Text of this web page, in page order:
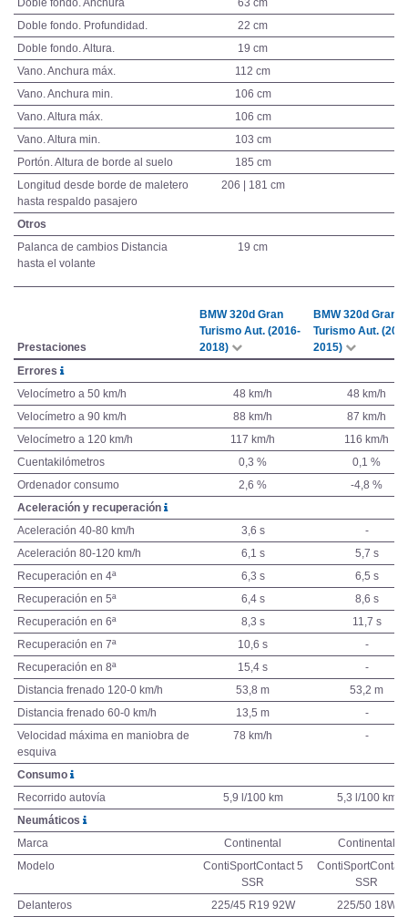
Doble fondo. Profundidad.
22 cm
Doble fondo. Altura.
19 cm
Vano. Anchura máx.
112 cm
Vano. Anchura min.
106 cm
Vano. Altura máx.
106 cm
Vano. Altura min.
103 cm
Portón. Altura de borde al suelo
185 cm
Longitud desde borde de maletero
hasta respaldo pasajero
206 | 181 cm
Otros
Palanca de cambios Distancia
hasta el volante
19 cm
Prestaciones
BMW 320d Gran
Turismo Aut. (2016-
2018)
BMW 320d Gran
Turismo Aut.
2015)
Errores
Velocímetro a 50 km/h
48 km/h
48 km/h
Velocímetro a 90 km/h
88 km/h
87 km/h
Velocímetro a 120 km/h
117 km/h
116 km/h
Cuentakilómetros
0,3 %
0,1 %
Ordenador consumo
2,6 %
-4,8 %
Aceleración y recuperación
Aceleración 40-80 km/h
3,6 s
-
Aceleración 80-120 km/h
6,1 s
5,7 s
Recuperación en 4ª
6,3 s
6,5 s
Recuperación en 5ª
6,4 s
8,6 s
Recuperación en 6ª
8,3 s
11,7 s
Recuperación en 7ª
10,6 s
-
Recuperación en 8ª
15,4 s
-
Distancia frenado 120-0 km/h
53,8 m
53,2 m
Distancia frenado 60-0 km/h
13,5 m
-
Velocidad máxima en maniobra de
esquiva
78 km/h -
Consumo
Recorrido autovía
5,9 l/100 km
5,3 l/100 km
Neumáticos
Marca
Continental
Continental
Modelo
ContiSportContact 5
SSR
SSR
Delanteros
225/45 R19 92W
225/50 18W